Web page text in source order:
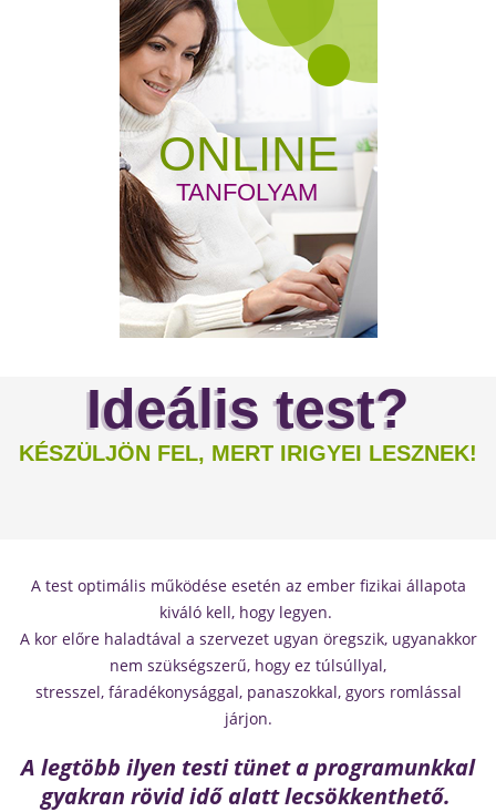
ONLINE
TANFOLYAM
Ideális test?
KÉSZÜLJÖN FEL, MERT IRIGYEI LESZNEK!
A test optimális működése esetén az ember fizikai állapota
kiváló kell, hogy legyen.
A kor előre haladtával a szervezet ugyan öregszik, ugyanakkor
nem szükségszerű, hogy ez túlsúllyal,
stresszel, fáradékonysággal, panaszokkal, gyors romlással
járjon.
A legtöbb ilyen testi tünet a programunkkal
gyakran rövid idő alatt lecsökkenthető.